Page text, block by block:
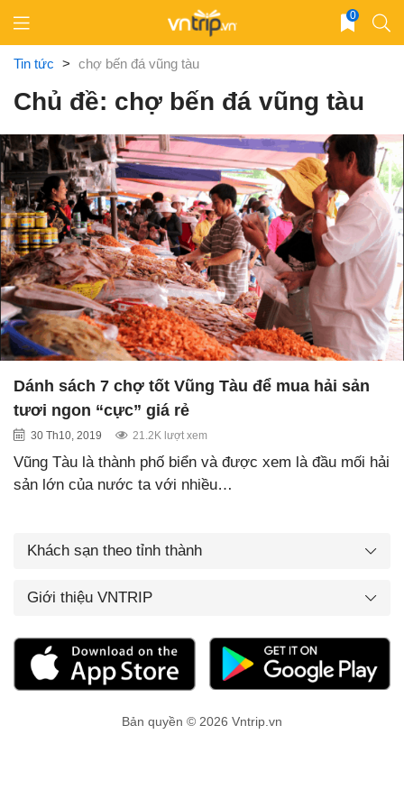
content
0
Tin tức > chợ bến đá vũng tàu
Chủ đề: chợ bến đá vũng tàu
Dánh sách 7 chợ tốt Vũng Tàu để mua hải sản
tươi ngon “cực” giá rẻ
30 Th10, 2019 21.2K lượt xem
Vũng Tàu là thành phố biển và được xem là đầu mối hải
sản lớn của nước ta với nhiều…
Khách sạn theo tỉnh thành
Giới thiệu VNTRIP
Bản quyền © 2026 Vntrip.vn